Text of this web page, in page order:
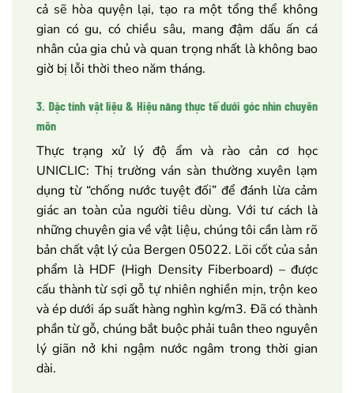
cả sẽ hòa quyện lại, tạo ra một tổng thể không
gian có gu, có chiều sâu, mang đậm dấu ấn cá
nhân của gia chủ và quan trọng nhất là không bao
giờ bị lỗi thời theo năm tháng.
3. Đặc tính vật liệu & Hiệu năng thực tế dưới góc nhìn chuyên
môn
Thực trạng xử lý độ ẩm và rào cản cơ học
UNICLIC: Thị trường ván sàn thường xuyên lạm
dụng từ “chống nước tuyệt đối” để đánh lừa cảm
giác an toàn của người tiêu dùng. Với tư cách là
những chuyên gia về vật liệu, chúng tôi cần làm rõ
bản chất vật lý của Bergen 05022. Lõi cốt của sản
phẩm là HDF (High Density Fiberboard) – được
cấu thành từ sợi gỗ tự nhiên nghiền mịn, trộn keo
và ép dưới áp suất hàng nghìn kg/m3. Đã có thành
phần từ gỗ, chúng bắt buộc phải tuân theo nguyên
lý giãn nở khi ngậm nước ngâm trong thời gian
dài.